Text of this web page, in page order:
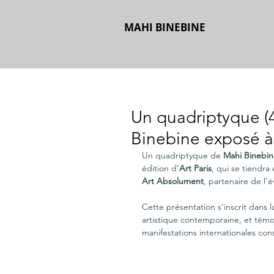
MAHI BINEBINE
Un quadriptyque
Binebine exposé
Un quadriptyque de Mahi
édition d’Art Paris, qui se tiendra
Art Absolument, partenaire de
Cette présentation s’inscrit dans
artistique contemporaine, et
manifestations internationales